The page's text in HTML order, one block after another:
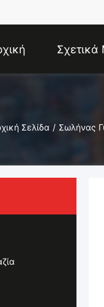
Σχετικά
Σελίδα / Σωλήνας